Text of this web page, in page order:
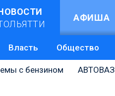
АФИША
Власть Общество
с бензином АВТОВАЗ